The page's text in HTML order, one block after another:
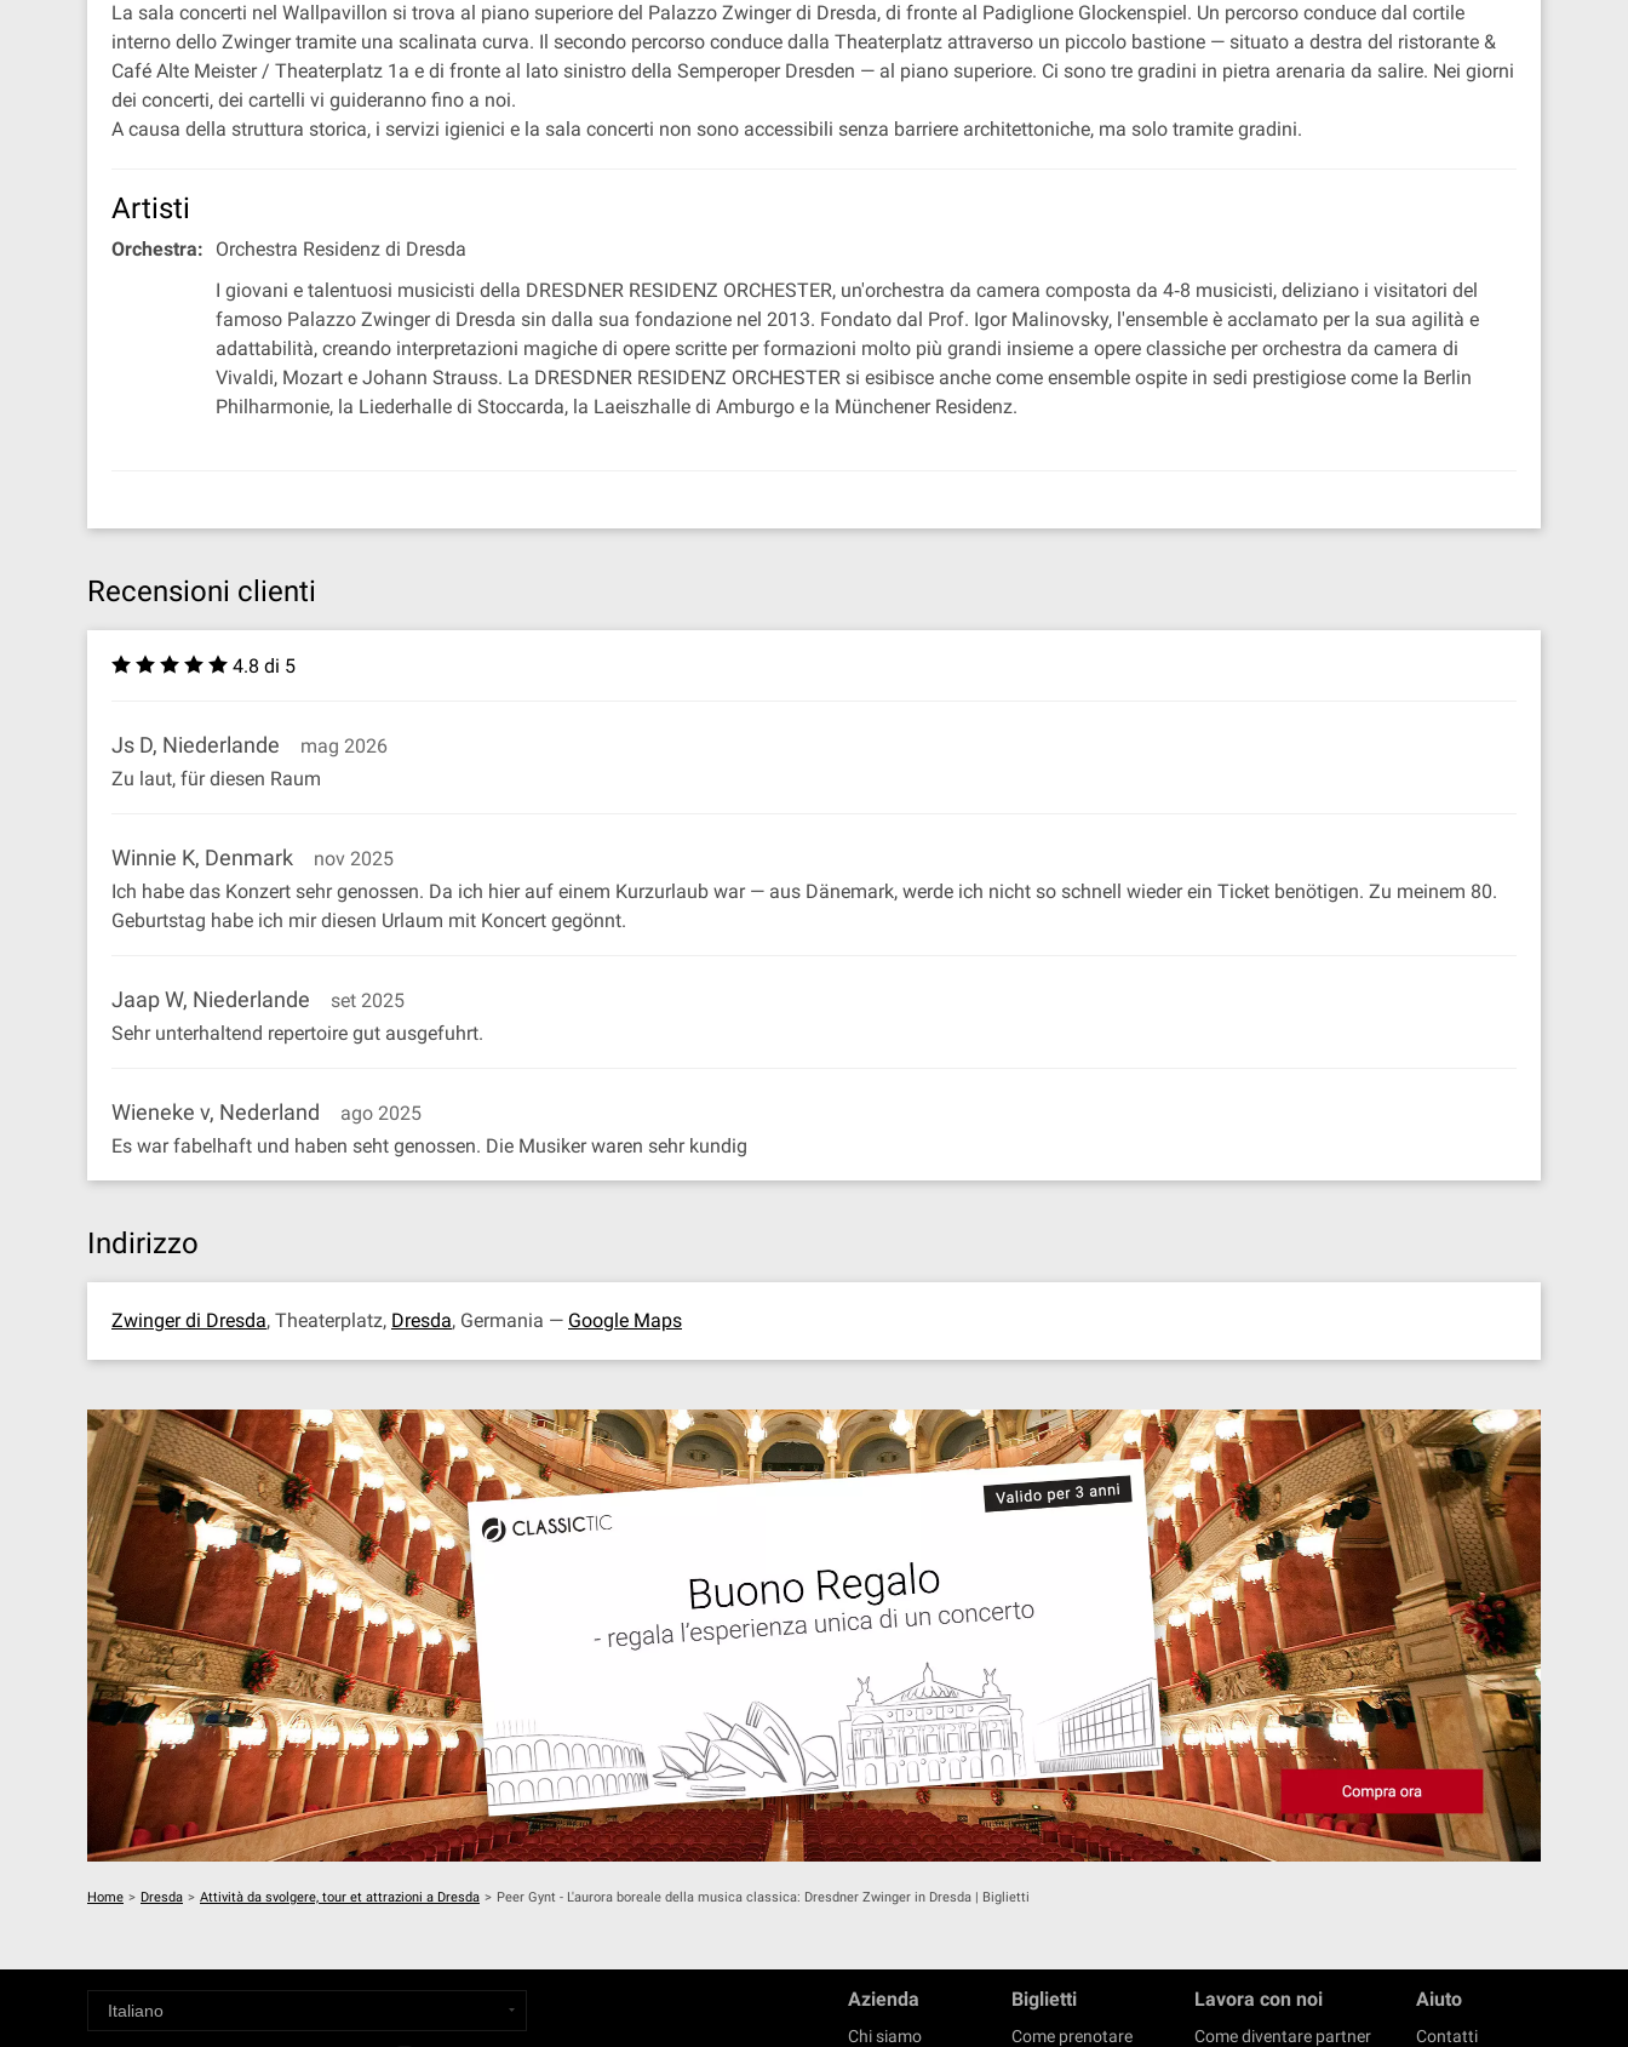
La sala concerti nel Wallpavillon si trova al piano superiore del Palazzo Zwinger di Dresda, di fronte al Padiglione Glockenspiel. Un percorso conduce dal cortile
interno dello Zwinger tramite una scalinata curva. Il secondo percorso conduce dalla Theaterplatz attraverso un piccolo bastione — situato a destra del ristorante &
Café Alte Meister / Theaterplatz 1a e di fronte al lato sinistro della Semperoper Dresden — al piano superiore. Ci sono tre gradini in pietra arenaria da salire. Nei giorni
dei concerti, dei cartelli vi guideranno fino a noi.
A causa della struttura storica, i servizi igienici e la sala concerti non sono accessibili senza barriere architettoniche, ma solo tramite gradini.
Artisti
Orchestra:
Orchestra Residenz di Dresda
I giovani e talentuosi musicisti della DRESDNER RESIDENZ ORCHESTER, un'orchestra da camera composta da 4‐8 musicisti, deliziano i visitatori del
famoso Palazzo Zwinger di Dresda sin dalla sua fondazione nel 2013. Fondato dal Prof. Igor Malinovsky, l'ensemble è acclamato per la sua agilità e
adattabilità, creando interpretazioni magiche di opere scritte per formazioni molto più grandi insieme a opere classiche per orchestra da camera di
Vivaldi, Mozart e Johann Strauss. La DRESDNER RESIDENZ ORCHESTER si esibisce anche come ensemble ospite in sedi prestigiose come la Berlin
Philharmonie, la Liederhalle di Stoccarda, la Laeiszhalle di Amburgo e la Münchener Residenz.
Recensioni clienti
4.8 di 5
Js D, Niederlande
mag 2026
Zu laut, für diesen Raum
Winnie K, Denmark
nov 2025
Ich habe das Konzert sehr genossen. Da ich hier auf einem Kurzurlaub war — aus Dänemark, werde ich nicht so schnell wieder ein Ticket benötigen. Zu meinem 80.
Geburtstag habe ich mir diesen Urlaum mit Koncert gegönnt.
Jaap W, Niederlande
set 2025
Sehr unterhaltend repertoire gut ausgefuhrt.
Wieneke v, Nederland
ago 2025
Es war fabelhaft und haben seht genossen. Die Musiker waren sehr kundig
Indirizzo
Zwinger di Dresda, Theaterplatz, Dresda, Germania — Google Maps
Home > Dresda > Attività da svolgere, tour et attrazioni a Dresda > Peer Gynt - L'aurora boreale della musica classica: Dresdner Zwinger in Dresda | Biglietti
Azienda
Chi siamo
Biglietti
Come prenotare
Lavora con noi
Come diventare partner
Aiuto
Contatti